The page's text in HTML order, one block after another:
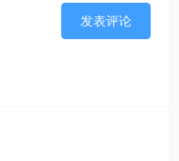
发表评论